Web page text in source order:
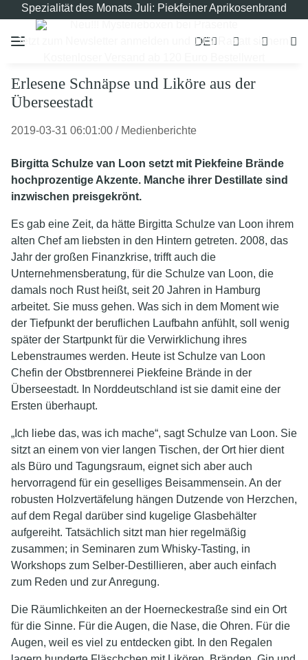
Spezialität des Monats Juli: Piekfeiner Aprikosenbrand
Jetzt zum Newsletter anmelden und 10% Rabatt sichern!
DE
Erlesene Schnäpse und Liköre aus der
Überseestadt
2019-03-31 06:01:00 / Medienberichte
Birgitta Schulze van Loon setzt mit Piekfeine Brände
hochprozentige Akzente. Manche ihrer Destillate sind
inzwischen preisgekrönt.
Es gab eine Zeit, da hätte Birgitta Schulze van Loon ihrem
alten Chef am liebsten in den Hintern getreten. 2008, das
Jahr der großen Finanzkrise, trifft auch die
Unternehmensberatung, für die Schulze van Loon, die
damals noch Rust heißt, seit 20 Jahren in Hamburg
arbeitet. Sie muss gehen. Was sich in dem Moment wie
der Tiefpunkt der beruflichen Laufbahn anfühlt, soll wenig
später der Startpunkt für die Verwirklichung ihres
Lebenstraumes werden. Heute ist Schulze van Loon
Chefin der Obstbrennerei Piekfeine Brände in der
Überseestadt. In Norddeutschland ist sie damit eine der
Ersten überhaupt.
„Ich liebe das, was ich mache“, sagt Schulze van Loon. Sie
sitzt an einem von vier langen Tischen, der Ort hier dient
als Büro und Tagungsraum, eignet sich aber auch
hervorragend für ein geselliges Beisammensein. An der
robusten Holzvertäfelung hängen Dutzende von Herzchen,
auf dem Regal darüber sind kugelige Glasbehälter
aufgereiht. Tatsächlich sitzt man hier regelmäßig
zusammen; in Seminaren zum Whisky-Tasting, in
Workshops zum Selber-Destillieren, aber auch einfach
zum Reden und zur Anregung.
Die Räumlichkeiten an der Hoerneckestraße sind ein Ort
für die Sinne. Für die Augen, die Nase, die Ohren. Für die
Augen, weil es viel zu entdecken gibt. In den Regalen